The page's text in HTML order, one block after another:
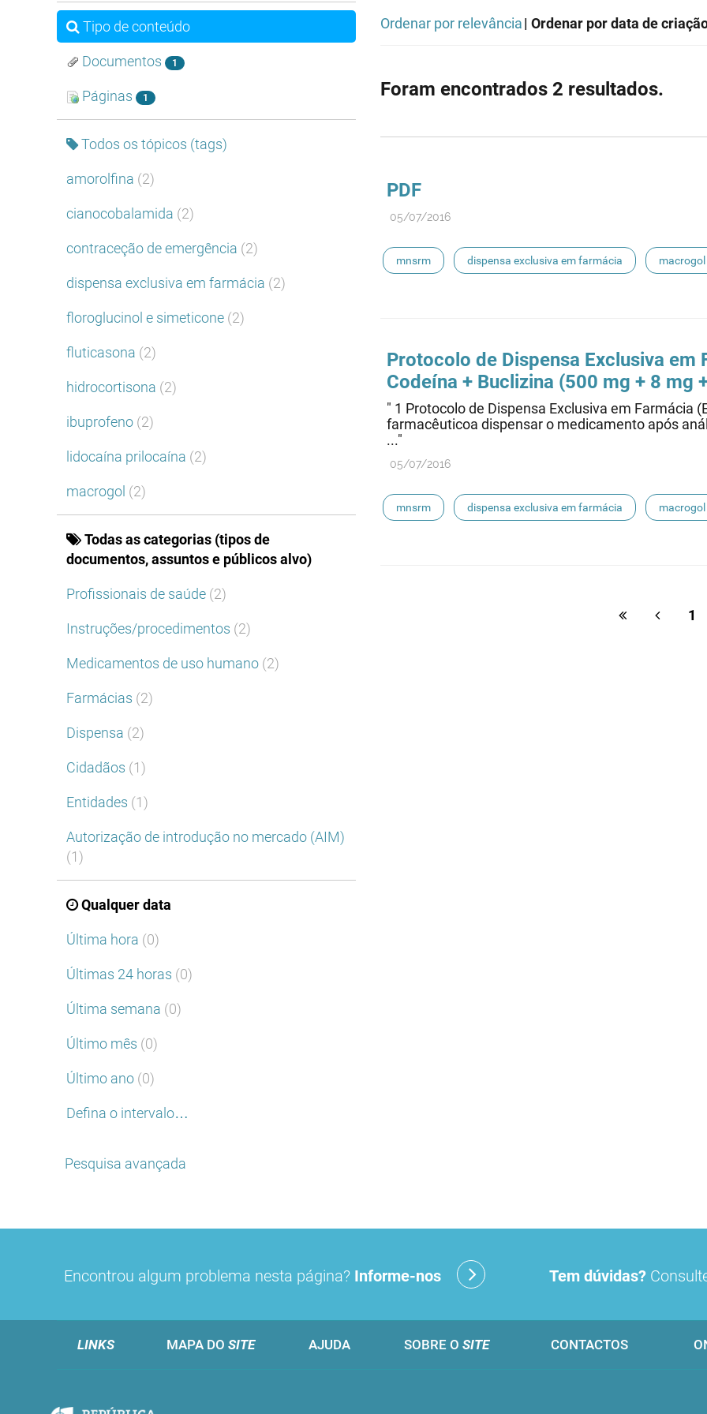
Tipo de conteúdo
Documentos 1
Páginas 1
Todos os tópicos (tags)
amorolfina (2)
cianocobalamida (2)
contraceção de emergência (2)
dispensa exclusiva em farmácia (2)
floroglucinol e simeticone (2)
fluticasona (2)
hidrocortisona (2)
ibuprofeno (2)
lidocaína prilocaína (2)
macrogol (2)
Todas as categorias (tipos de
documentos, assuntos e públicos alvo)
Profissionais de saúde (2)
Instruções/procedimentos (2)
Medicamentos de uso humano (2)
Farmácias (2)
Dispensa (2)
Cidadãos (1)
Entidades (1)
Autorização de introdução no mercado (AIM)
(1)
Qualquer data
Última hora (0)
Últimas 24 horas (0)
Última semana (0)
Último mês (0)
Último ano (0)
Defina o intervalo…
Pesquisa avançada
Ordenar por relevância| Ordenar por data de
Foram encontrados 2 resultados.
PDF
05/07/2016
mnsrm dispensa exclusiva em farmácia macrogol
cianocobalamida lidocaína prilocaína
Protocolo de Dispensa Exclusiva em
Codeína + Buclizina (500 mg + 8 mg
" 1 Protocolo de Dispensa Exclusiva em Farmácia
farmacêuticoa dispensar o medicamento após
..."
05/07/2016
mnsrm dispensa exclusiva em farmácia macrogol
1
Encontrou algum problema nesta página? Informe-nos Tem dúvidas?
LINKS MAPA DO SITE AJUDA SOBRE O SITE CONTACTOS